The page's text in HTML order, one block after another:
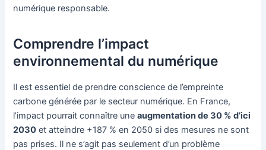
numérique responsable.
Comprendre l’impact
environnemental du numérique
Il est essentiel de prendre conscience de l’empreinte
carbone générée par le secteur numérique. En France,
l’impact pourrait connaître uneaugmentation de 30 % d’ici
2030 et atteindre +187 % en 2050 si des mesures ne sont
pas prises. Il ne s’agit pas seulement d’un problème